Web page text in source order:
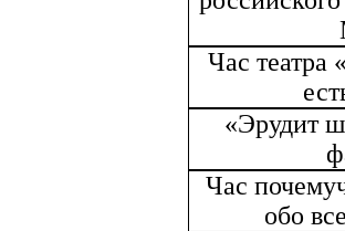
Час театра
«Эрудит
Час
обо